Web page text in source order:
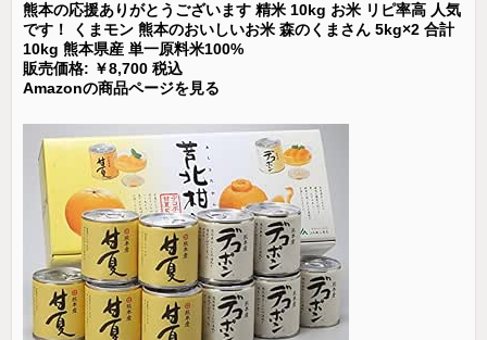
熊本の応援ありがとうございます 精米 10kg お米 リピ率高 人気
です！ くまモン 熊本のおいしいお米 森のくまさん 5kg×2 合計
10kg 熊本県産 単一原料米100%
販売価格: ￥8,700 税込
Amazonの商品ページを見る